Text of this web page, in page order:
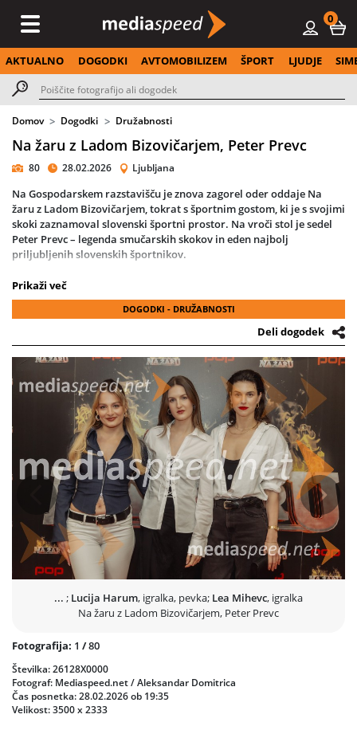
0
AKTUALNO DOGODKI AVTOMOBILIZEM ŠPORT LJUDJE
Domov Dogodki Družabnosti
Na žaru z Ladom Bizovičarjem, Peter Prevc
80 28.02.2026 Ljubljana
Na Gospodarskem razstavišču je znova zagorel oder oddaje Na
žaru z Ladom Bizovičarjem, tokrat s športnim gostom, ki je s svojimi
skoki zaznamoval slovenski športni prostor. Na vroči stol je sedel
Peter Prevc – legenda smučarskih skokov in eden najbolj
priljubljenih slovenskih športnikov.
Prevc je za en večer skakalnico zamenjal za žar, kjer ni prostora za
prijatelji, družinski člani in znani obrazi, ki ga poznajo najbolje - ter
ga brez zadržkov “pekli” z duhovitimi anekdotami, športnimi
Večer je ponudil preplet ostrega humorja, iskrenega spoštovanja in
sproščene dinamike, ki je ustvarila neponovljivo vzdušje v dvorani.
Prav ta neposredna energija med gostom, žar mojstrom Ladom
Bizovičarjem in občinstvom je znova dokazala, zakaj je doživetje v
živo nekaj povsem drugega kot televizijski posnetek.
Peter Prevc je pokazal, da zna poleg velikih športnih zmag prenesti
tudi vročino humorja - občinstvo pa je dobilo večer, o katerem se bo
še dolgo govorilo.
Prikaži več
DOGODKI - DRUŽABNOSTI
Deli dogodek
... ; Lucija Harum, igralka, pevka; Lea Mihevc, igralka
Na žaru z Ladom Bizovičarjem, Peter Prevc
Prejšnja
Fotografija: 1 /80
Številka: 26128X0000
Fotograf: Mediaspeed.net / Aleksandar Domitrica
Čas posnetka: 28.02.2026 ob 19:35
Velikost: 3500 x 2333